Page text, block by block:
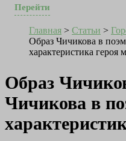
Перейти
Главная > Статьи >
Образ Чичикова в
характеристика героя
Образ
Чичикова в